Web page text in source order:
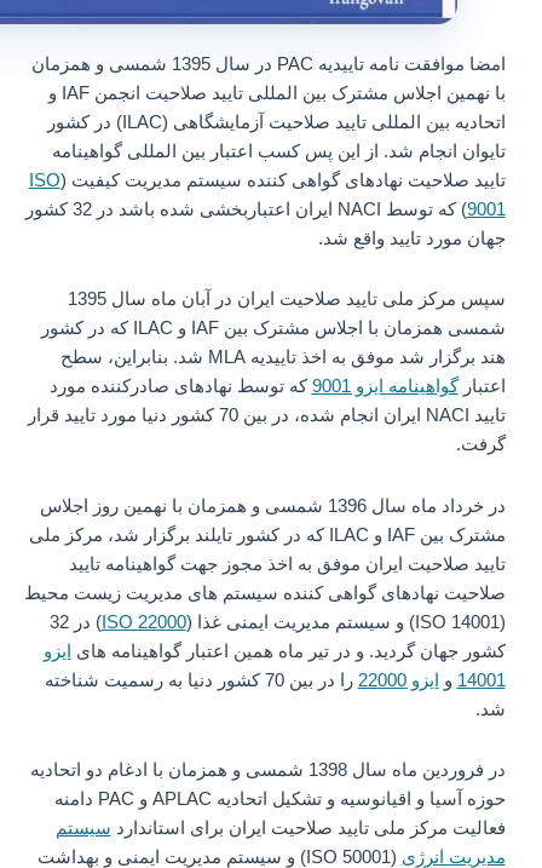
امضا موافقت نامه تاییدیه PAC در سال 1395 شمسی و همزمان
با نهمین اجلاس مشترک بین المللی تایید صلاحیت انجمن IAF و
اتحادیه بین المللی تایید صلاحیت آزمایشگاهی (ILAC) در کشور
تایوان انجام شد. از این پس کسب اعتبار بین المللی گواهینامه
تایید صلاحیت نهادهای گواهی کننده سیستم مدیریت کیفیت ( ISO
9001
) که توسط NACI ایران اعتباربخشی شده باشد در 32 کشور
جهان مورد تایید واقع شد.
سپس مرکز ملی تایید صلاحیت ایران در آبان ماه سال 1395
شمسی همزمان با اجلاس مشترک بین IAF و ILAC که در کشور
هند برگزار شد موفق به اخذ تاییدیه MLA شد. بنابراین، سطح
اعتبار گواهینامه ایزو 9001
که توسط نهادهای صادرکننده مورد
تایید NACI ایران انجام شده، در بین 70 کشور دنیا مورد تایید قرار
گرفت.
در خرداد ماه سال 1396 شمسی و همزمان با نهمین روز اجلاس
مشترک بین IAF و ILAC که در کشور تایلند برگزار شد، مرکز ملی
تایید صلاحیت ایران موفق به اخذ مجوز جهت گواهینامه تایید
صلاحیت نهادهای گواهی کننده سیستم های مدیریت زیست محیط
ISO 22000
) در 32
کشور جهان گردید. و در تیر ماه همین اعتبار گواهینامه هایایزو
14001وایزو 22000
را در بین 70 کشور دنیا به رسمیت شناخته
شد.
در فروردین ماه سال 1398 شمسی و همزمان با ادغام دو اتحادیه
حوزه آسیا و اقیانوسیه و تشکیل اتحادیه APLAC و PAC دامنه
فعالیت مرکز ملی تایید صلاحیت ایران برای استانداردسیستم
مدیریت انرژی
(ISO 50001) و سیستم مدیریت ایمنی و بهداشت